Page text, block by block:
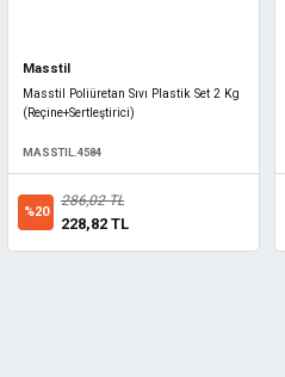
Masstil
Masstil Poliüretan Sıvı Plastik Set 2 Kg
(Reçine+Sertleştirici)
MASSTIL.4584
%20
286,02 TL
228,82 TL